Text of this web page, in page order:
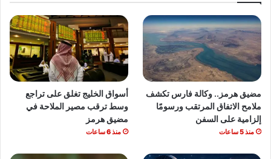
مضيق هرمز.. وكالة فارس تكشف
ملامح الاتفاق المرتقب ورسومًا
إلزامية على السفن
منذ 5 ساعات
أسواق الخليج تغلق على تراجع
وسط ترقب مصير الملاحة في
مضيق هرمز
منذ 6 ساعات